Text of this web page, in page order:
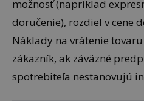
možnosť (napríklad
doručenie), rozdiel v cene
Náklady na vrátenie
zákazník, ak záväzné
spotrebiteľa nestanovujú